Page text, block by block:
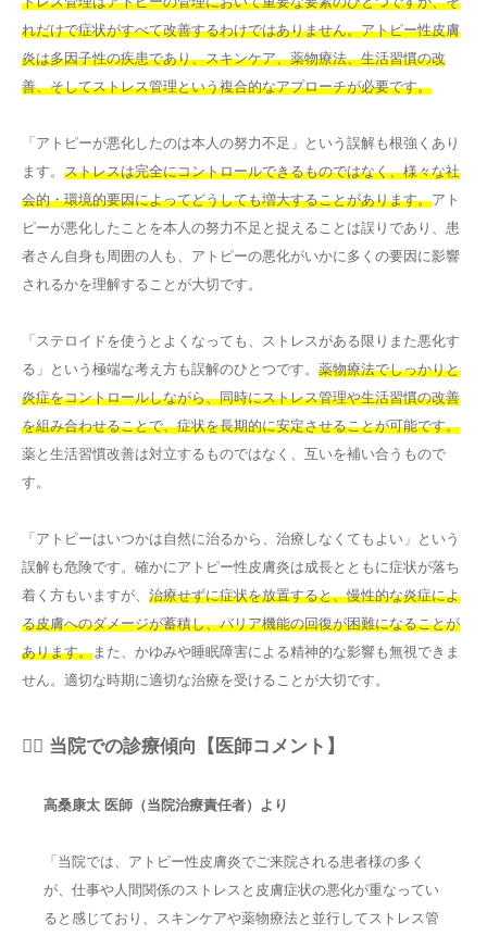
れだけで症状がすべて改善するわけではありません。アトピー性皮膚
炎は多因子性の疾患であり、スキンケア、薬物療法、生活習慣の改
善、そしてストレス管理という複合的なアプローチが必要です。
「アトピーが悪化したのは本人の努力不足」という誤解も根強くあり
ます。 ストレスは完全にコントロールできるものではなく、様々な社
会的・環境的要因によってどうしても増大することがあります。アト
ピーが悪化したことを本人の努力不足と捉えることは誤りであり、患
者さん自身も周囲の人も、アトピーの悪化がいかに多くの要因に影響
されるかを理解することが大切です。
「ステロイドを使うとよくなっても、ストレスがある限りまた悪化す
る」という極端な考え方も誤解のひとつです。 薬物療法でしっかりと
炎症をコントロールしながら、同時にストレス管理や生活習慣の改善
を組み合わせることで、症状を長期的に安定させることが可能です。
薬と生活習慣改善は対立するものではなく、互いを補い合うもので
す。
「アトピーはいつかは自然に治るから、治療しなくてもよい」という
誤解も危険です。確かにアトピー性皮膚炎は成長とともに症状が落ち
着く方もいますが、 治療せずに症状を放置すると、慢性的な炎症によ
る皮膚へのダメージが蓄積し、バリア機能の回復が困難になることが
あります。 また、かゆみや睡眠障害による精神的な影響も無視できま
せん。適切な時期に適切な治療を受けることが大切です。
👨‍⚕️ 当院での診療傾向【医師コメント】
高桑康太 医師（当院治療責任者）より
「当院では、アトピー性皮膚炎でご来院される患者様の多く
が、仕事や人間関係のストレスと皮膚症状の悪化が重なってい
ると感じており、スキンケアや薬物療法と並行してストレス管